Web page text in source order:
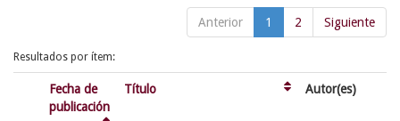
Anterior 1 2 Siguiente
Resultados por ítem:
Fecha de
publicación
Título Autor(es)